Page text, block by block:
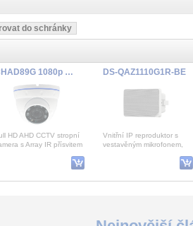
CHAD89G 1080p AHD,Mot.2.8-12mm
HD AHD CCTV stropní
s Array IR přísvitem
MP objektivem
DS-QAZ1110G1R-BE
Vnitřní IP reproduktor s
vestavěným mikrofonem,